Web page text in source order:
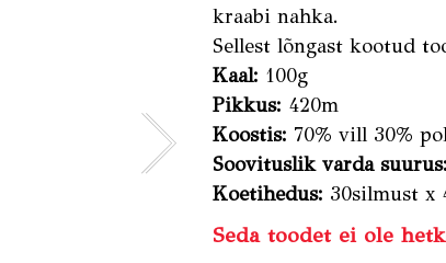
kraabi nahka.
Sellest lõngast kootud
Kaal: 100g
Pikkus: 420m
Koostis: 70% vill 30%
Soovituslik varda suurus:
Koetihedus: 30silmust x
Seda toodet ei ole